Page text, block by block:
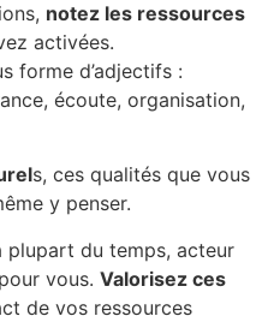
notez les ressources
activées.
forme d’adjectifs :
écoute, organisation,
s, ces qualités que vous
y penser.
plupart du temps, acteur
vous. Valorisez ces
de vos ressources